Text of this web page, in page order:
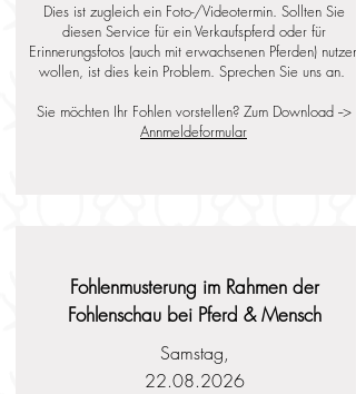
Dies ist zugleich ein Foto-/Videotermin. Sollten Sie
diesen Service für ein Verkaufspferd oder für
Erinnerungsfotos (auch mit erwachsenen Pferden) nutzen
wollen, ist dies kein Problem. Sprechen Sie uns an.
Sie möchten Ihr Fohlen vorstellen? Zum Download -->
Annmeldeformular
Fohlenmusterung im Rahmen der
Fohlenschau bei Pferd & Mensch
Samstag,
22.08.2026